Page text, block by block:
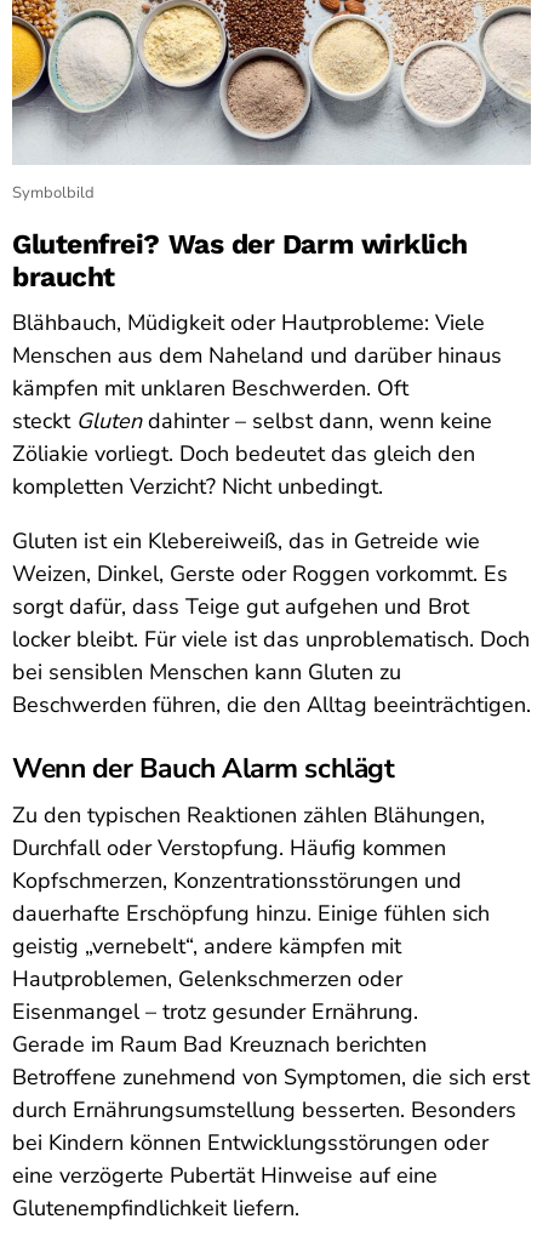
Symbolbild
Glutenfrei? Was der Darm wirklich
braucht
Blähbauch, Müdigkeit oder Hautprobleme: Viele
Menschen aus dem Naheland und darüber hinaus
kämpfen mit unklaren Beschwerden. Oft
steckt Glutendahinter – selbst dann, wenn keine
Zöliakie vorliegt. Doch bedeutet das gleich den
kompletten Verzicht? Nicht unbedingt.
Gluten ist ein Klebereiweiß, das in Getreide wie
Weizen, Dinkel, Gerste oder Roggen vorkommt. Es
sorgt dafür, dass Teige gut aufgehen und Brot
locker bleibt. Für viele ist das unproblematisch. Doch
bei sensiblen Menschen kann Gluten zu
Beschwerden führen, die den Alltag beeinträchtigen.
Wenn der Bauch Alarm schlägt
Zu den typischen Reaktionen zählen Blähungen,
Durchfall oder Verstopfung. Häufig kommen
Kopfschmerzen, Konzentrationsstörungen und
dauerhafte Erschöpfung hinzu. Einige fühlen sich
geistig „vernebelt“, andere kämpfen mit
Hautproblemen, Gelenkschmerzen oder
Eisenmangel – trotz gesunder Ernährung.
Gerade im Raum Bad Kreuznach berichten
Betroffene zunehmend von Symptomen, die sich erst
durch Ernährungsumstellung besserten. Besonders
bei Kindern können Entwicklungsstörungen oder
eine verzögerte Pubertät Hinweise auf eine
Glutenempfindlichkeit liefern.